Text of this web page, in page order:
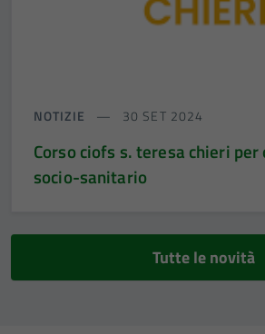
NOTIZIE 30 SET 2024
Corso ciofs s. teresa chieri
socio-sanitario
Tutte le novità